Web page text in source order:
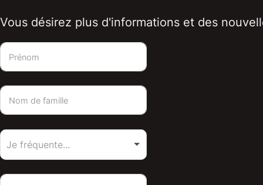
Vous désirez plus d'informations et des